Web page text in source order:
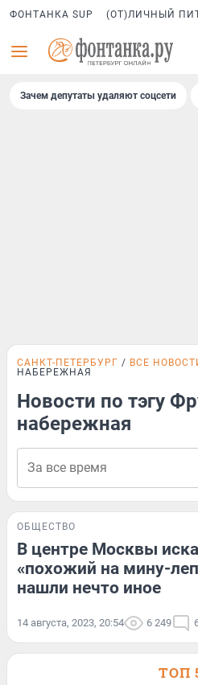
ФОНТАНКА SUP (ОТ)ЛИЧНЫЙ
Зачем депутаты удаляют соцсети
САНКТ-ПЕТЕРБУРГ ВСЕ
НАБЕРЕЖНАЯ
Новости по тэгу
набережная
ОБЩЕСТВО
В центре Москвы
«похожий на мину-
нашли нечто иное
14 августа, 2023, 20:54 6 249
ТОП